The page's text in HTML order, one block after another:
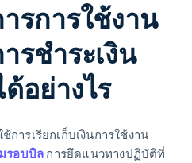
รการใช้งาน
รชําระเงิน
อย่างไร
ารเรียกเก็บเงินการใช้งาน
รอบบิล การยึดแนวทางปฏิบัติที่